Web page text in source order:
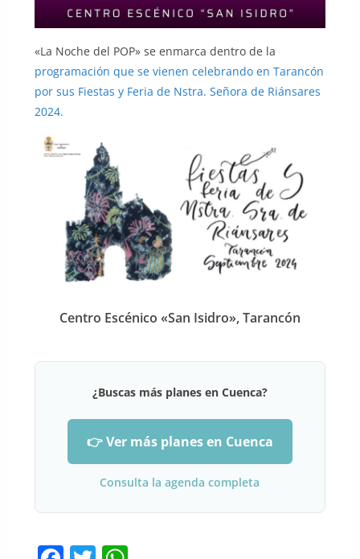
«La Noche del POP» se enmarca dentro de la
programación que se vienen celebrando en Tarancón
por sus Fiestas y Feria de Nstra. Señora de Riánsares
2024.
Centro Escénico «San Isidro», Tarancón
¿Buscas más planes en Cuenca?
👉 Ver más planes en Cuenca
Consulta la agenda completa